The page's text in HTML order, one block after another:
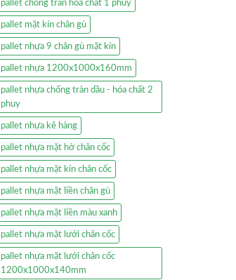
pallet chống tràn hóa chất 1 phuy
pallet mặt kín chân gù
pallet nhựa 9 chân gù mặt kín
pallet nhựa 1200x1000x160mm
pallet nhựa chống tràn dầu - hóa chất 2
phuy
pallet nhựa kê hàng
pallet nhựa mặt hở chân cốc
pallet nhựa mặt kín chân cốc
pallet nhựa mặt liền chân gù
pallet nhựa mặt liền màu xanh
pallet nhựa mặt lưới chân cốc
pallet nhựa mặt lưới chân cốc
1200x1000x140mm